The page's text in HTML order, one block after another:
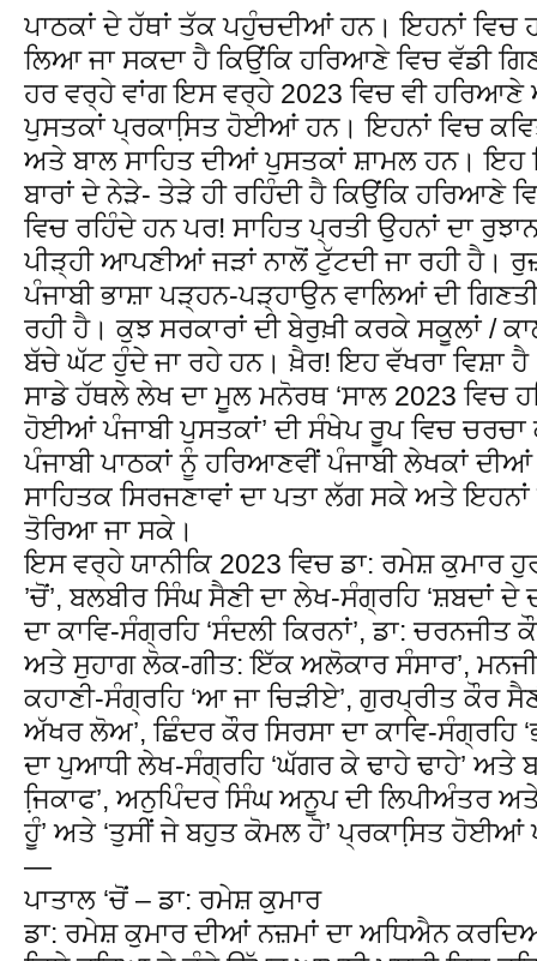
ਪਾਠਕਾਂ ਦੇ ਹੱਥਾਂ ਤੱਕ ਪਹੁੰਚਦੀਆਂ ਹਨ। ਇਹਨਾਂ ਵਿਚ
ਲਿਆ ਜਾ ਸਕਦਾ ਹੈ ਕਿਉਂਕਿ ਹਰਿਆਣੇ ਵਿਚ ਵੱਡੀ
ਹਰ ਵਰ੍ਹੇ ਵਾਂਗ ਇਸ ਵਰ੍ਹੇ 2023 ਵਿਚ ਵੀ
ਪੁਸਤਕਾਂ ਪ੍ਰਕਾਸਿ਼ਤ ਹੋਈਆਂ ਹਨ। ਇਹਨਾਂ ਵਿਚ
ਅਤੇ ਬਾਲ ਸਾਹਿਤ ਦੀਆਂ ਪੁਸਤਕਾਂ ਸ਼ਾਮਲ ਹਨ।
ਬਾਰਾਂ ਦੇ ਨੇੜੇ- ਤੇੜੇ ਹੀ ਰਹਿੰਦੀ ਹੈ ਕਿਉਂਕਿ ਹਰਿਆਣੇ
ਵਿਚ ਰਹਿੰਦੇ ਹਨ ਪਰ! ਸਾਹਿਤ ਪ੍ਰਤੀ ਉਹਨਾਂ ਦਾ
ਪੀੜ੍ਹੀ ਆਪਣੀਆਂ ਜੜਾਂ ਨਾਲੋਂ ਟੁੱਟਦੀ ਜਾ ਰਹੀ ਹੈ।
ਪੰਜਾਬੀ ਭਾਸ਼ਾ ਪੜ੍ਹਨ-ਪੜ੍ਹਾਉਨ ਵਾਲਿਆਂ ਦੀ
ਰਹੀ ਹੈ। ਕੁਝ ਸਰਕਾਰਾਂ ਦੀ ਬੇਰੁਖ਼ੀ ਕਰਕੇ ਸਕੂਲਾਂ /
ਬੱਚੇ ਘੱਟ ਹੁੰਦੇ ਜਾ ਰਹੇ ਹਨ। ਖ਼ੈਰ! ਇਹ ਵੱਖਰਾ ਵਿਸ਼ਾ
ਸਾਡੇ ਹੱਥਲੇ ਲੇਖ ਦਾ ਮੂਲ ਮਨੋਰਥ ‘ਸਾਲ 2023 ਵਿਚ
ਹੋਈਆਂ ਪੰਜਾਬੀ ਪੁਸਤਕਾਂ’ ਦੀ ਸੰਖੇਪ ਰੂਪ ਵਿਚ ਚਰਚਾ
ਪੰਜਾਬੀ ਪਾਠਕਾਂ ਨੂੰ ਹਰਿਆਣਵੀਂ ਪੰਜਾਬੀ ਲੇਖਕਾਂ
ਸਾਹਿਤਕ ਸਿਰਜਣਾਵਾਂ ਦਾ ਪਤਾ ਲੱਗ ਸਕੇ ਅਤੇ
ਤੋਰਿਆ ਜਾ ਸਕੇ।
ਇਸ ਵਰ੍ਹੇ ਯਾਨੀਕਿ 2023 ਵਿਚ ਡਾ: ਰਮੇਸ਼ ਕੁਮਾਰ
’ਚੋਂ’, ਬਲਬੀਰ ਸਿੰਘ ਸੈਣੀ ਦਾ ਲੇਖ-ਸੰਗ੍ਰਹਿ ‘ਸ਼ਬਦਾਂ
ਦਾ ਕਾਵਿ-ਸੰਗ੍ਰਹਿ ‘ਸੰਦਲੀ ਕਿਰਨਾਂ’, ਡਾ:
ਅਤੇ ਸੁਹਾਗ ਲੋਕ-ਗੀਤ: ਇੱਕ ਅਲੋਕਾਰ ਸੰਸਾਰ’,
ਕਹਾਣੀ-ਸੰਗ੍ਰਹਿ ‘ਆ ਜਾ ਚਿੜੀਏ’, ਗੁਰਪ੍ਰੀਤ ਕੌਰ
ਅੱਖਰ ਲੋਅ’, ਛਿੰਦਰ ਕੌਰ ਸਿਰਸਾ ਦਾ ਕਾਵਿ-ਸੰਗ੍ਰਹਿ
ਦਾ ਪੁਆਧੀ ਲੇਖ-ਸੰਗ੍ਰਹਿ ‘ਘੱਗਰ ਕੇ ਢਾਹੇ ਢਾਹੇ’ ਅਤੇ
ਜਿ਼ਕਾਫ’, ਅਨੁਪਿੰਦਰ ਸਿੰਘ ਅਨੂਪ ਦੀ ਲਿਪੀਅੰਤਰ
ਹੂੰ’ ਅਤੇ ‘ਤੁਸੀਂ ਜੇ ਬਹੁਤ ਕੋਮਲ ਹੋ’ ਪ੍ਰਕਾਸਿ਼ਤ ਹੋਈਆਂ
—
ਪਾਤਾਲ ‘ਚੋਂ – ਡਾ: ਰਮੇਸ਼ ਕੁਮਾਰ
ਡਾ: ਰਮੇਸ਼ ਕੁਮਾਰ ਦੀਆਂ ਨਜ਼ਮਾਂ ਦਾ ਅਧਿਐਨ